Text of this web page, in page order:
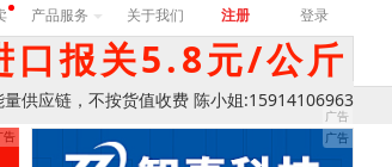
产品服务 关于我们 注册 登录
口报关5.8元/公斤
量供应链，不按货值收费 陈小姐:15914106963